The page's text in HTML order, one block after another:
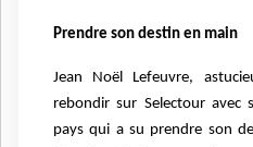
Prendre son destin en main
Jean Noël Lefeuvre,
rebondir sur Selectour avec
pays qui a su prendre son